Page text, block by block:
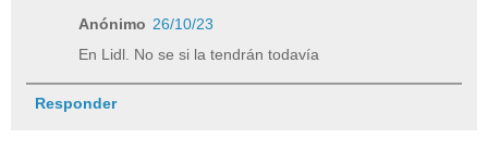
Anónimo 26/10/23
En Lidl. No se si la tendrán todavía
Responder